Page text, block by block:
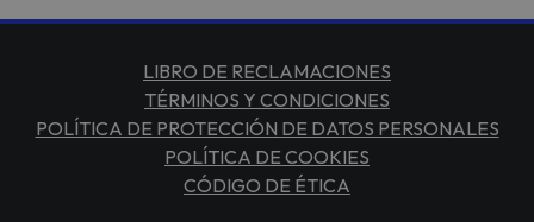
LIBRO DE RECLAMACIONES
TÉRMINOS Y CONDICIONES
POLÍTICA DE PROTECCIÓN DE DATOS PERSONALES
POLÍTICA DE COOKIES
CÓDIGO DE ÉTICA